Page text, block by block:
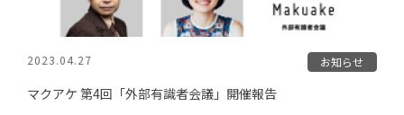
2023.04.27 お知らせ
マクアケ 第4回「外部有識者会議」開催報告